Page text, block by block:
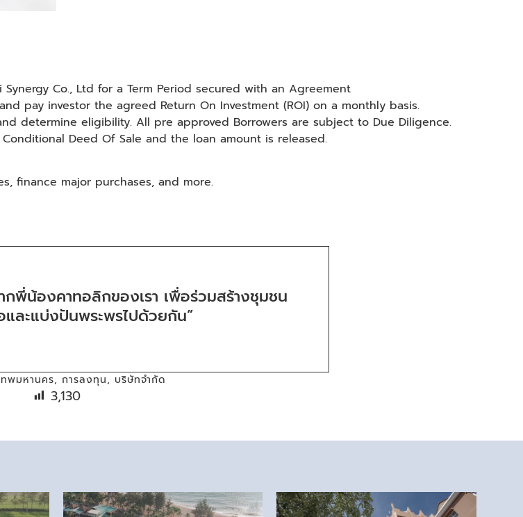
Co., Ltd for a Term Period secured with an Agreement
pay investor the agreed Return On Investment (ROI) on a monthly basis.
determine eligibility. All pre approved Borrowers are subject to Due Diligence.
Deed Of Sale and the loan amount is released.
finance major purchases, and more.
กพี่น้องคาทอลิกของเรา เพื่อร่วมสร้างชุมชน
และแบ่งปันพระพรไปด้วยกัน”
ทพมหานคร, การลงทุน, บริษัทจำกัด
3,130